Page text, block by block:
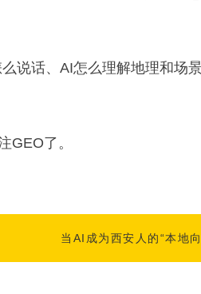
说话、AI怎么理解地理和场
GEO了。
当AI成为西安人的“本地